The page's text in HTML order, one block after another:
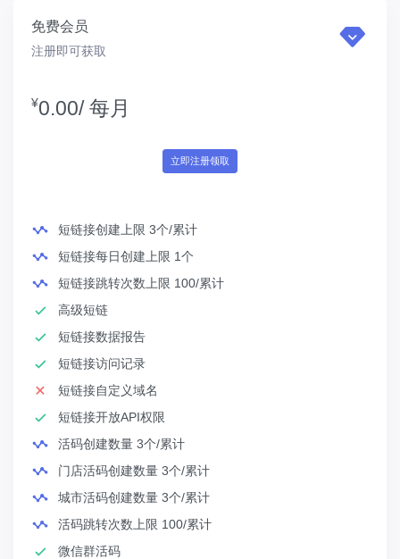
免费会员
注册即可获取
¥0.00/ 每月
立即注册领取
短链接创建上限 3个/累计
短链接每日创建上限 1个
短链接跳转次数上限 100/累计
高级短链
短链接数据报告
短链接访问记录
短链接自定义域名
短链接开放API权限
活码创建数量 3个/累计
门店活码创建数量 3个/累计
城市活码创建数量 3个/累计
活码跳转次数上限 100/累计
微信群活码